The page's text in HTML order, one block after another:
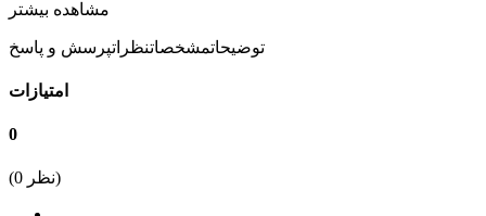
پکیج
0805
نوع نصب
مشاهده بیشتر
توضیحاتمشخصاتنظراتپرسش و پاسخ
امتیازات
0
(0 نظر)